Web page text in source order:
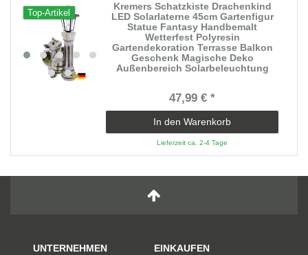
Top-Artikel
Kremers Schatzkiste Drachenkind
LED Solarlaterne 45cm Gartenfigur
Statue Fantasy Handbemalt
Wetterfest Polyresin
Gartendekoration Terrasse Balkon
Geschenk Magische Deko
Außenbereich Solarbeleuchtung
47,99 € *
In den Warenkorb
Lieferzeit ca. 2-4 Tage
UNTERNEHMEN
EINKAUFEN